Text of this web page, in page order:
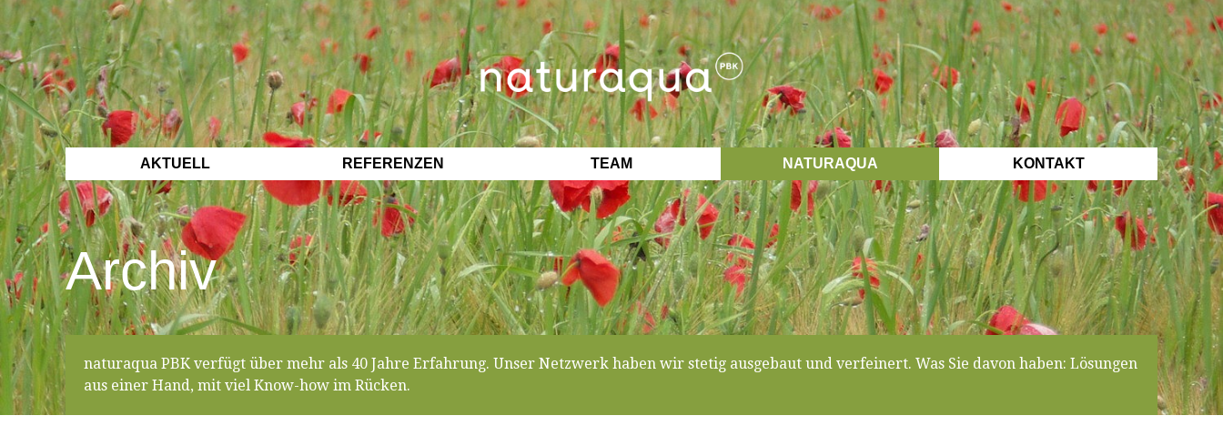
AKTUELL REFERENZEN TEAM NATURAQUA KONTAKT
Archiv
naturaqua PBK verfügt über mehr als 40 Jahre Erfahrung. Unser Netzwerk haben wir stetig ausgebaut und verfeinert. Was Sie davon haben: Lösungen
aus einer Hand, mit viel Know-how im Rücken.